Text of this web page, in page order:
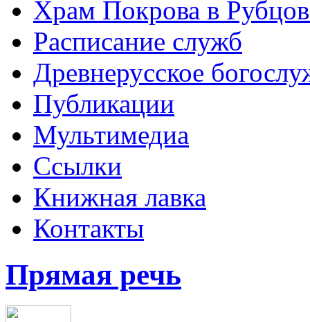
Храм Покрова в
Расписание служб
Древнерусское
Публикации
Мультимедиа
Ссылки
Книжная лавка
Контакты
Прямая речь